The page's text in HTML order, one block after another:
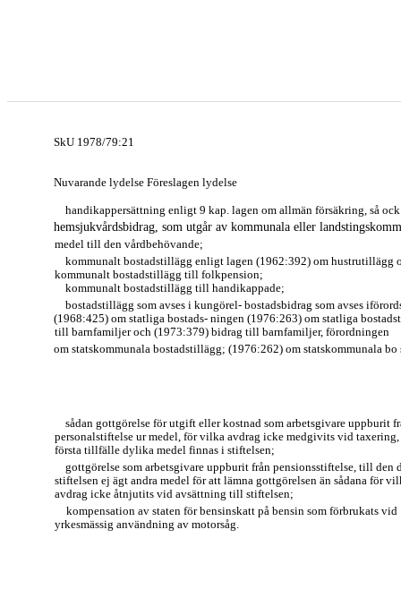
SkU 1978/79:21
Nuvarande lydelse Föreslagen lydelse
handikappersättning enligt 9 kap. lagen om allmän försäkring, så ock
hemsjukvårdsbidrag, som utgår av kommunala eller
medel till den vårdbehövande;
kommunalt bostadstillägg enligt lagen (1962:392) om hustrutillägg
kommunalt bostadstillägg till folkpension;
kommunalt bostadstillägg till handikappade;
bostadstillägg som avses i kungörel- bostadsbidrag som avses
(1968:425) om statliga bostads- ningen (1976:263) om statliga
till barnfamiljer och (1973:379) bidrag till barnfamiljer, förordningen
om statskommunala bostadstillägg; (1976:262) om statskommunala bo
sådan gottgörelse för utgift eller kostnad som arbetsgivare uppburit
personalstiftelse ur medel, för vilka avdrag icke medgivits vid
första tillfälle dylika medel finnas i stiftelsen;
gottgörelse som arbetsgivare uppburit från pensionsstiftelse, till den
stiftelsen ej ägt andra medel för att lämna gottgörelsen än sådana för
avdrag icke åtnjutits vid avsättning till stiftelsen;
kompensation av staten för bensinskatt på bensin som förbrukats vid
yrkesmässig användning av motorsåg.